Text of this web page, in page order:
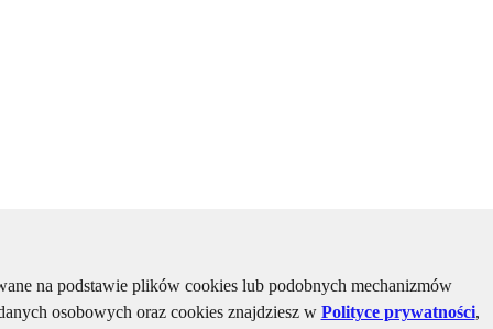
na podstawie plików cookies lub podobnych mechanizmów
osobowych oraz cookies znajdziesz w Polityce prywatności,